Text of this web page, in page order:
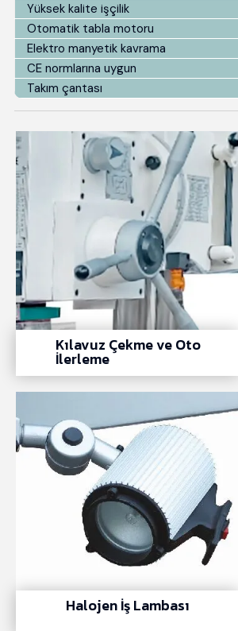
Yüksek kalite işçilik
Otomatik tabla motoru
Elektro manyetik kavrama
CE normlarına uygun
Takım çantası
Kılavuz Çekme ve Oto
İlerleme
Halojen İş Lambası